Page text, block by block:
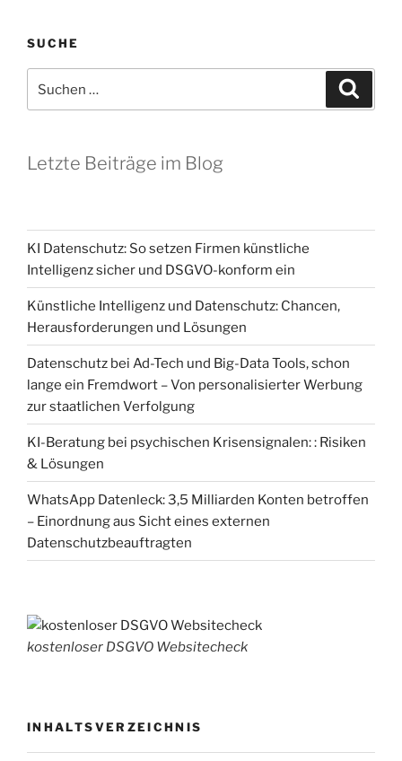
SUCHE
nach:
Letzte Beiträge im Blog
KI Datenschutz: So setzen Firmen künstliche
Intelligenz sicher und DSGVO-konform ein
Künstliche Intelligenz und Datenschutz: Chancen,
Herausforderungen und Lösungen
Datenschutz bei Ad-Tech und Big-Data Tools, schon
lange ein Fremdwort – Von personalisierter Werbung
zur staatlichen Verfolgung
KI-Beratung bei psychischen Krisensignalen: : Risiken
& Lösungen
WhatsApp Datenleck: 3,5 Milliarden Konten betroffen
– Einordnung aus Sicht eines externen
Datenschutzbeauftragten
kostenloser DSGVO Websitecheck
INHALTSVERZEICHNIS